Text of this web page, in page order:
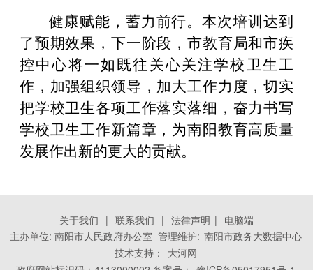
健康赋能，蓄力前行。本次培训达到
了预期效果，下一阶段，市教育局和市疾
控中心将一如既往关心关注学校卫生工
作，加强组织领导，加大工作力度，切实
把学校卫生各项工作落实落细，奋力书写
学校卫生工作新篇章，为南阳教育高质量
发展作出新的更大的贡献。
关于我们 | 联系我们 | 法律声明 | 电脑端
主办单位: 南阳市人民政府办公室 管理维护: 南阳市政务大数据中心
技术支持：
大河网